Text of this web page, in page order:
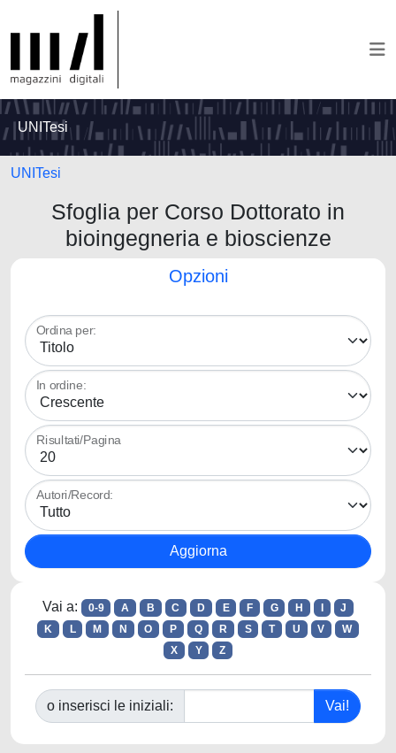
UNITesi
UNITesi
Sfoglia per Corso Dottorato in
bioingegneria e bioscienze
Opzioni
Ordina per:
In ordine:
Risultati/Pagina
Autori/Record:
Vai a: 0-9 A B C D E F G H
J
K
L M N O P Q R S T U V
W
X
Y Z
o inserisci le iniziali: